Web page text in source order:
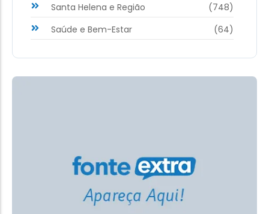
Santa Helena e Região
(748)
Saúde e Bem-Estar
(64)